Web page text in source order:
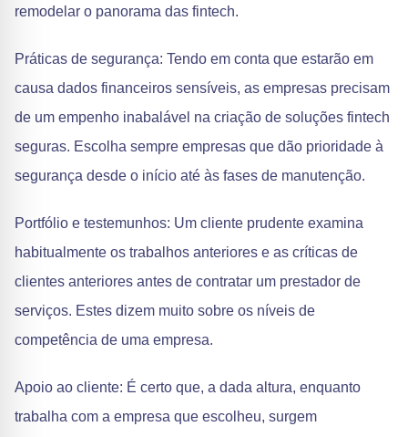
remodelar o panorama das fintech.
Práticas de segurança: Tendo em conta que estarão em
causa dados financeiros sensíveis, as empresas precisam
de um empenho inabalável na criação de soluções fintech
seguras. Escolha sempre empresas que dão prioridade à
segurança desde o início até às fases de manutenção.
Portfólio e testemunhos: Um cliente prudente examina
habitualmente os trabalhos anteriores e as críticas de
clientes anteriores antes de contratar um prestador de
serviços. Estes dizem muito sobre os níveis de
competência de uma empresa.
Apoio ao cliente: É certo que, a dada altura, enquanto
trabalha com a empresa que escolheu, surgem